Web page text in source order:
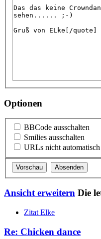
Optionen
BBCode ausschalten
Smilies ausschalten
URLs nicht
Ansicht erweitern Die
Zitat Elke
Re: Chicken dance